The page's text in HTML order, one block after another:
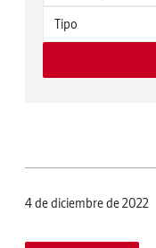
4 de diciembre de 2022